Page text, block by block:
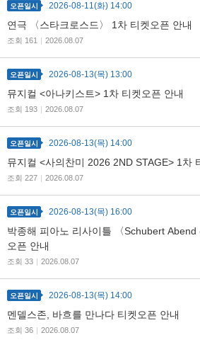
오픈일시 2026-08-11(화) 14:00
연극 〈스타크로스드〉 1차 티켓오픈 안내
조회 161 | 2026.08.07
오픈일시 2026-08-13(목) 13:00
뮤지컬 <아나키스트> 1차 티켓오픈 안내
조회 193 | 2026.08.07
오픈일시 2026-08-13(목) 14:00
뮤지컬 <사의찬미 2026 2ND STAGE> 1차
조회 227 | 2026.08.07
오픈일시 2026-08-13(목) 16:00
박종해 피아노 리사이틀 〈Schubert Abend
오픈 안내
조회 33 | 2026.08.07
오픈일시 2026-08-13(목) 14:00
멘델스존, 바흐를 만나다 티켓오픈 안내
조회 36 | 2026.08.07